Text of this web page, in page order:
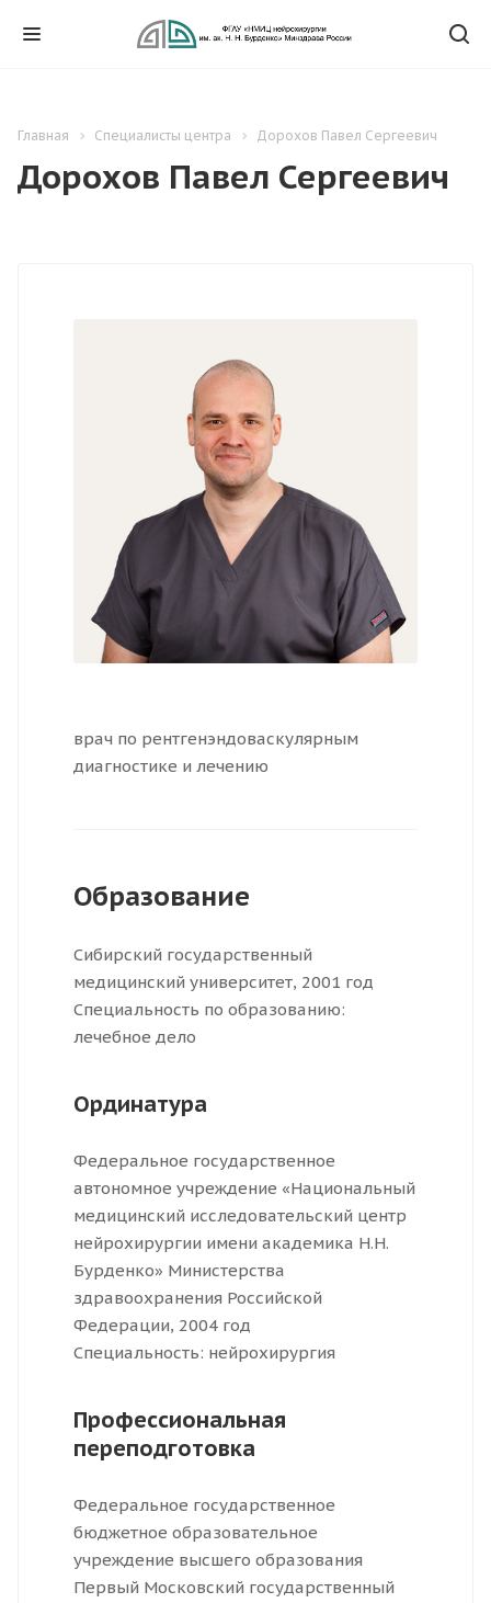
Главная Специалисты центра Дорохов Павел Сергеевич
Дорохов Павел Сергеевич
врач по рентгенэндоваскулярным
диагностике и лечению
Образование
Сибирский государственный
медицинский университет, 2001 год
Специальность по образованию:
лечебное дело
Ординатура
Федеральное государственное
автономное учреждение «Национальный
медицинский исследовательский центр
нейрохирургии имени академика Н.Н.
Бурденко» Министерства
здравоохранения Российской
Федерации, 2004 год
Специальность: нейрохирургия
Профессиональная
переподготовка
Федеральное государственное
бюджетное образовательное
учреждение высшего образования
Первый Московский государственный